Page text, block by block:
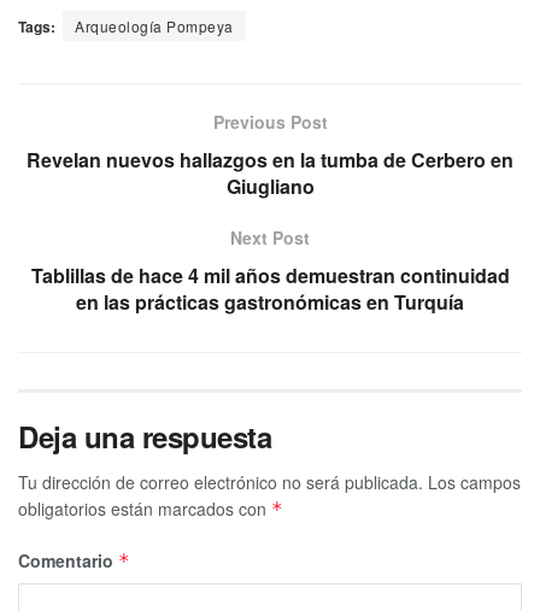
Tags: Arqueología Pompeya
Previous Post
Revelan nuevos hallazgos en la tumba de Cerbero en
Giugliano
Next Post
Tablillas de hace 4 mil años demuestran continuidad
en las prácticas gastronómicas en Turquía
Deja una respuesta
Tu dirección de correo electrónico no será publicada. Los campos
obligatorios están marcados con *
Comentario *